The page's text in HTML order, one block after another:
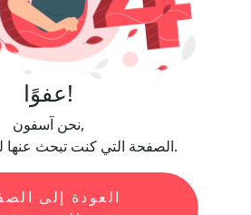
عفوًا!
نحن آسفون,
الصفحة التي كنت تبحث عنها لم تعد موجودة.
العودة إلى